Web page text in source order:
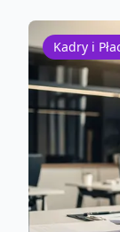
Kadry i